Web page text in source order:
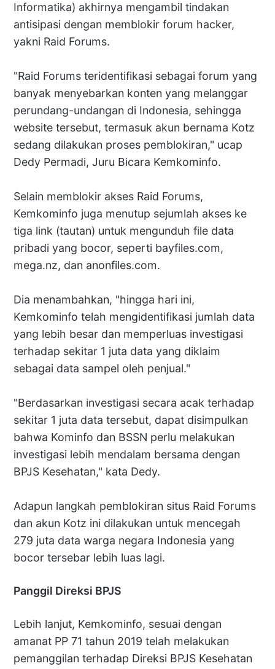
Informatika) akhirnya mengambil tindakan
antisipasi dengan memblokir forum hacker,
yakni Raid Forums.
"Raid Forums teridentifikasi sebagai forum yang
banyak menyebarkan konten yang melanggar
perundang-undangan di Indonesia, sehingga
website tersebut, termasuk akun bernama Kotz
sedang dilakukan proses pemblokiran," ucap
Dedy Permadi, Juru Bicara Kemkominfo.
Selain memblokir akses Raid Forums,
Kemkominfo juga menutup sejumlah akses ke
tiga link (tautan) untuk mengunduh file data
pribadi yang bocor, seperti bayfiles.com,
mega.nz, dan anonfiles.com.
Dia menambahkan, "hingga hari ini,
Kemkominfo telah mengidentifikasi jumlah data
yang lebih besar dan memperluas investigasi
terhadap sekitar 1 juta data yang diklaim
sebagai data sampel oleh penjual."
"Berdasarkan investigasi secara acak terhadap
sekitar 1 juta data tersebut, dapat disimpulkan
bahwa Kominfo dan BSSN perlu melakukan
investigasi lebih mendalam bersama dengan
BPJS Kesehatan," kata Dedy.
Adapun langkah pemblokiran situs Raid Forums
dan akun Kotz ini dilakukan untuk mencegah
279 juta data warga negara Indonesia yang
bocor tersebar lebih luas lagi.
Panggil Direksi BPJS
Lebih lanjut, Kemkominfo, sesuai dengan
amanat PP 71 tahun 2019 telah melakukan
pemanggilan terhadap Direksi BPJS Kesehatan